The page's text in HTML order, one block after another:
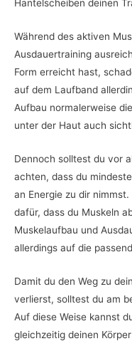
Hantelscheiben deinen
Während des aktiven
Ausdauertraining
Form erreicht hast,
auf dem Laufband
Aufbau normalerweise
unter der Haut auch
Dennoch solltest du vor
achten, dass du
an Energie zu dir
dafür, dass du Muskeln
Muskelaufbau und
allerdings auf die
Damit du den Weg zu
verlierst, solltest du am
Auf diese Weise kannst
gleichzeitig deinen